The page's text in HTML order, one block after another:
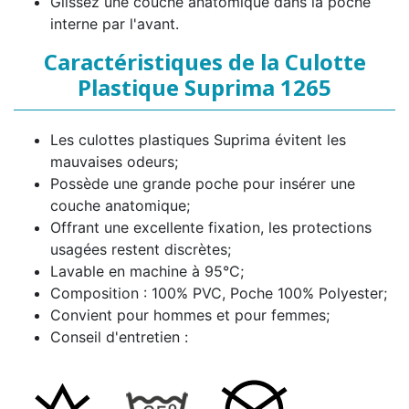
interne par l'avant.
Caractéristiques de la Culotte
Plastique Suprima 1265
Les culottes plastiques Suprima évitent les
mauvaises odeurs;
Possède une grande poche pour insérer une
couche anatomique;
Offrant une excellente fixation, les protections
usagées restent discrètes;
Lavable en machine à 95°C;
Composition : 100% PVC, Poche 100% Polyester;
Convient pour hommes et pour femmes;
Conseil d'entretien :